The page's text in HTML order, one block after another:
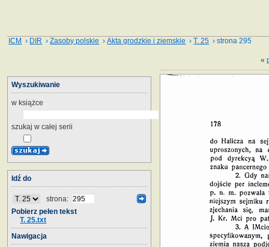
ICM › DIR ›Zasoby polskie ›Akta grodzkie i ziemskie ›T. 25 › strona 295
«
Wyszukiwanie
w książce
szukaj w całej serii
Idź do
strona:
Pobierz pełen tekst
T. 25.txt
Nawigacja